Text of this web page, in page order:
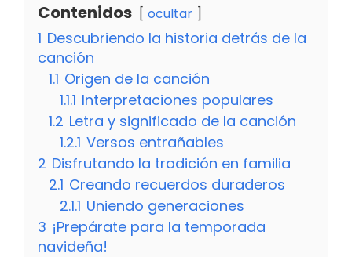
Contenidos ocultar
1 Descubriendo la historia detrás de la
canción
1.1 Origen de la canción
1.1.1 Interpretaciones populares
1.2 Letra y significado de la canción
1.2.1 Versos entrañables
2 Disfrutando la tradición en familia
2.1 Creando recuerdos duraderos
2.1.1 Uniendo generaciones
3 ¡Prepárate para la temporada
navideña!